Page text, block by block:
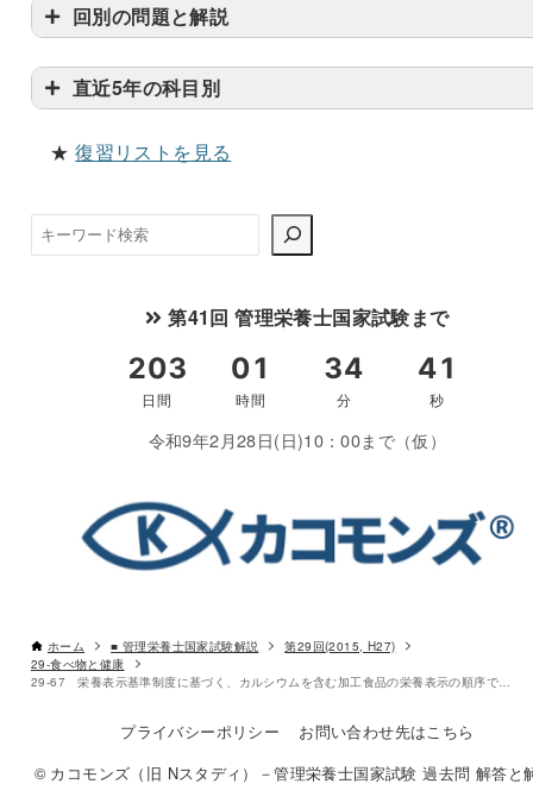
書き込みしやすいレイアウト
回別の問題と解説
直近5年の科目別
★復習リストを見る
検
索
第41回 管理栄養士国家試験まで
令和9年2月28日(日)10：00まで（仮）
ホーム ■ 管理栄養士国家試験解説
第29回(2015, H27)
29-食べ物と健康
29-67 栄養表示基準制度に基づく、カルシウムを含む加工食品の栄養表示の順序である
プライバシーポリシー
お問い合わせ先はこちら
© カコモンズ（旧 Nスタディ）－管理栄養士国家試験 過去問 解答と